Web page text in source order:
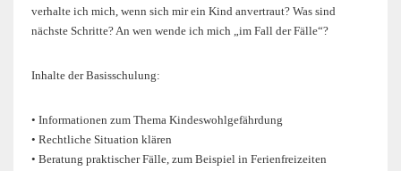
verhalte ich mich, wenn sich mir ein Kind anvertraut? Was sind
nächste Schritte? An wen wende ich mich „im Fall der Fälle“?
Inhalte der Basisschulung:
• Informationen zum Thema Kindeswohlgefährdung
• Rechtliche Situation klären
• Beratung praktischer Fälle, zum Beispiel in Ferienfreizeiten